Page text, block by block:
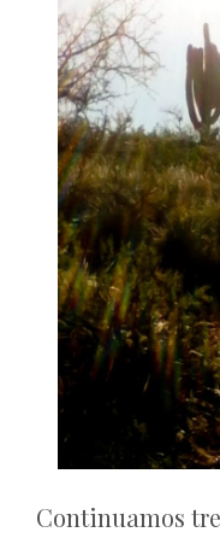
Continuamos